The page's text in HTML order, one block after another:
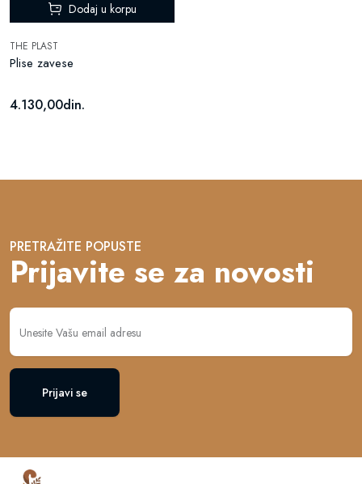
Dodaj u korpu
THE PLAST
Plise zavese
4.130,00din.
PRETRAŽITE POPUSTE
Prijavite se za novosti
Prijavi se